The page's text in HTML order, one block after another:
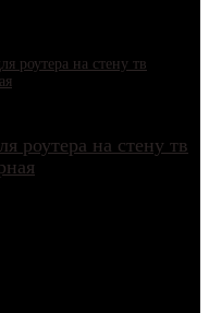
роутера на стену тв